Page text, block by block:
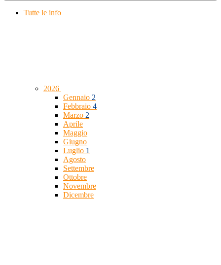
Tutte le info
2026
Gennaio 2
Febbraio 4
Marzo 2
Aprile
Maggio
Giugno
Luglio 1
Agosto
Settembre
Ottobre
Novembre
Dicembre